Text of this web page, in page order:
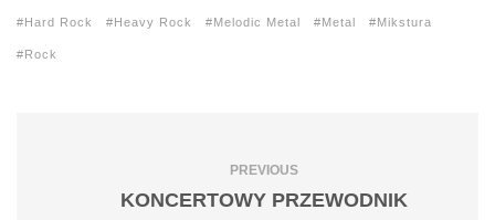
Hard Rock Heavy Rock Melodic Metal Metal Mikstura
Rock
PREVIOUS
KONCERTOWY PRZEWODNIK